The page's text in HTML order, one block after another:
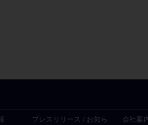
プレスリリース / お知ら
会社案